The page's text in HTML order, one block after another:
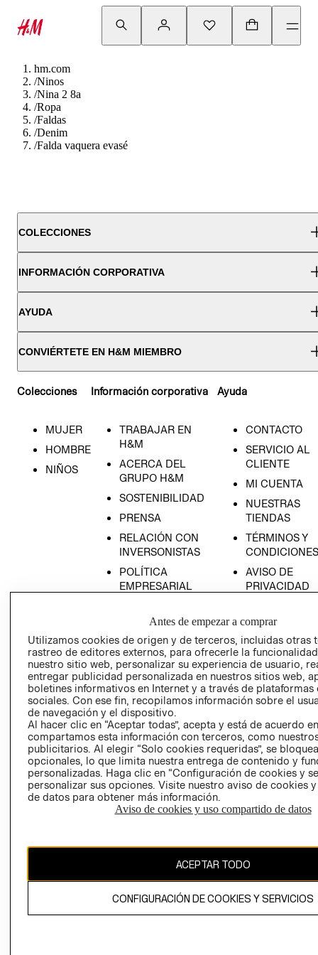
hm.com
/Ninos
/Nina 2 8a
/Ropa
/Faldas
/Denim
/Falda vaquera evasé
COLECCIONES
INFORMACIÓN CORPORATIVA
AYUDA
CONVIÉRTETE EN H&M MIEMBRO
Colecciones
MUJER
HOMBRE
NIÑOS
Información corporativa
TRABAJAR EN
H&M
ACERCA DEL
GRUPO H&M
SOSTENIBILIDAD
PRENSA
RELACIÓN CON
INVERSONISTAS
POLÍTICA
EMPRESARIAL
Ayuda
CONTACTO
SERVICIO AL
CLIENTE
MI CUENTA
NUESTRAS
TIENDAS
TÉRMINOS Y
CONDICIONES
AVISO DE
PRIVACIDAD
AVISO DE
COOKIES
LIBRO DE
Ecuador ($)
CAMBIAR REGIÓN
El contenido de esta página web está protegido por copyright y es
Antes de empezar a comprar
Utilizamos cookies de origen y de terceros, incluidas otras
rastreo de editores externos, para ofrecerle la
nuestro sitio web, personalizar su experiencia de usuario,
entregar publicidad personalizada en nuestros sitios web,
boletines informativos en Internet y a través de plataformas
sociales. Con ese fin, recopilamos información sobre el
de navegación y el dispositivo.
Al hacer clic en “Aceptar todas”, acepta y está de acuerdo
compartamos esta información con terceros, como
publicitarios. Al elegir “Solo cookies requeridas”, se
opcionales, lo que limita nuestra entrega de contenido y
personalizadas. Haga clic en “Configuración de cookies y
personalizar sus opciones. Visite nuestro aviso de cookies
de datos para obtener más información.
Aviso de cookies y uso compartido de datos
ACEPTAR TODO
CONFIGURACIÓN DE COOKIES Y SERVICIOS